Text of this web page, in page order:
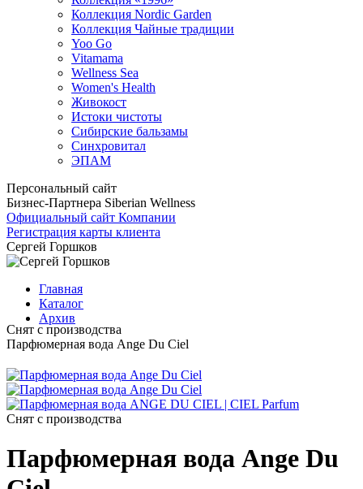
Коллекция Nordic Garden
Коллекция Чайные традиции
Yoo Go
Vitamama
Wellness Sea
Women's Health
Живокост
Истоки чистоты
Сибирские бальзамы
Синхровитал
ЭПАМ
Персональный сайт
Бизнес-Партнера Siberian Wellness
Официальный сайт Компании
Регистрация карты клиента
Сергей Горшков
Главная
Каталог
Архив
Снят с производства
Парфюмерная вода Ange Du Ciel
Снят с производства
Парфюмерная вода Ange Du